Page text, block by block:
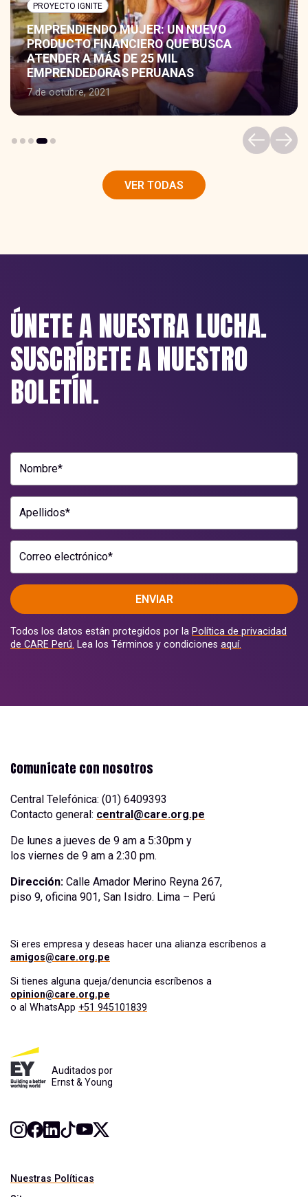
PROYECTO IGNITE
EMPRENDIENDO MUJER: UN NUEVO
PRODUCTO FINANCIERO QUE BUSCA
ATENDER A MÁS DE 25 MIL
EMPRENDEDORAS PERUANAS
7 de octubre, 2021
VER TODAS
ÚNETE A NUESTRA LUCHA.
SUSCRÍBETE A NUESTRO
BOLETÍN.
Nombre*
Apellidos*
Correo electrónico*
ENVIAR
Todos los datos están protegidos por la Política de privacidad
de CARE Perú.
Lea los Términos y condiciones aquí.
Comunícate con nosotros
Central Telefónica: (01) 6409393
Contacto general: central@care.org.pe
De lunes a jueves de 9 am a 5:30pm y
los viernes de 9 am a 2:30 pm.
Dirección: Calle Amador Merino Reyna 267,
piso 9, oficina 901, San Isidro. Lima – Perú
Si eres empresa y deseas hacer una alianza escríbenos a
amigos@care.org.pe
Si tienes alguna queja/denuncia escríbenos a
opinion@care.org.pe
o al WhatsApp +51 945101839
Auditados por
Ernst & Young
Nuestras Políticas